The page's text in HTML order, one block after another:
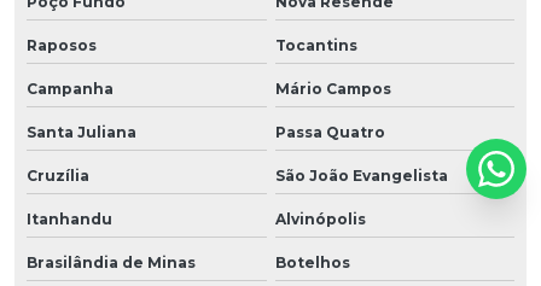
Raposos Tocantins
Campanha Mário Campos
Santa Juliana Passa Quatro
Cruzília São João Evangelista
Itanhandu Alvinópolis
Brasilândia de Minas Botelhos